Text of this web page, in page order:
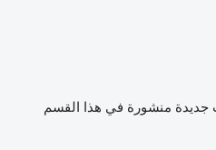
جديدة منشورة في هذا القسم